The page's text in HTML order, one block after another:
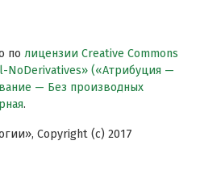
по лицензии Creative Commons
NoDerivatives» («Атрибуция —
— Без производных
.
Copyright (c) 2017